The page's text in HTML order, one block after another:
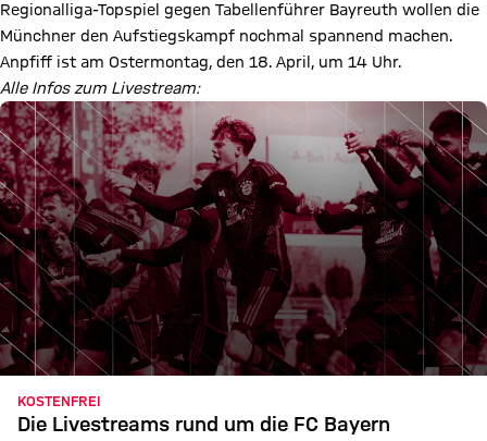
Regionalliga-Topspiel gegen Tabellenführer Bayreuth wollen die
Münchner den Aufstiegskampf nochmal spannend machen.
Anpfiff ist am Ostermontag, den 18. April, um 14 Uhr.
Alle Infos zum Livestream:
KOSTENFREI
Die Livestreams rund um die FC Bayern